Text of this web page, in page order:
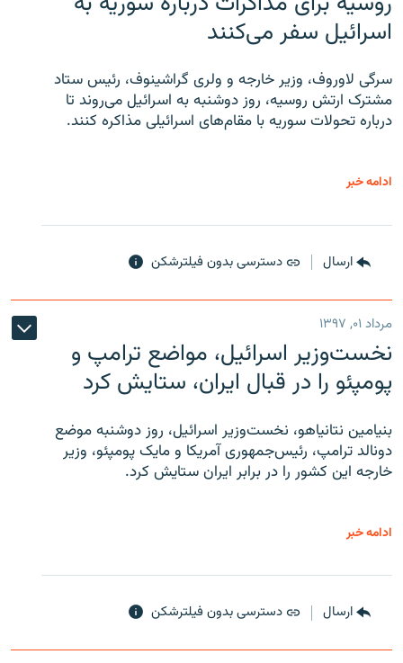
اسرائیل سفر می‌کنند
سرگی لاوروف، وزیر خارجه و ولری گراشینوف، رئیس ستاد
مشترک ارتش روسیه، روز دوشنبه به اسرائیل می‌روند تا
درباره تحولات سوریه با مقام‌های اسرائیلی مذاکره کنند.
ادامه خبر
ارسال دسترسی بدون فیلترشکن
مرداد ۰۱, ۱۳۹۷
نخست‌وزیر اسرائیل، مواضع ترامپ و
پومپئو را در قبال ایران، ستایش کرد
بنیامین نتانیاهو، نخست‌وزیر اسرائیل، روز دوشنبه موضع
دونالد ترامپ، رئیس‌جمهوری آمریکا و مایک پومپئو، وزیر
خارجه این کشور را در برابر ایران ستایش کرد.
ادامه خبر
ارسال دسترسی بدون فیلترشکن